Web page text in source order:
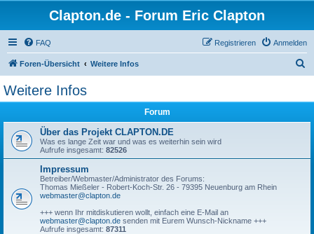
Clapton.de - Forum Eric Clapton
FAQ Anmelden
Registrieren
Foren-Übersicht Weitere Infos
Weitere Infos
Forum
Über das Projekt CLAPTON.DE
Was es lange Zeit war und was es weiterhin sein wird
Aufrufe insgesamt: 82526
Impressum
Betreiber/Webmaster/Administrator des Forums:
Thomas Mießeler - Robert-Koch-Str. 26 - 79395 Neuenburg am Rhein
webmaster@clapton.de
+++ wenn Ihr mitdiskutieren wollt, einfach eine E-Mail an
webmaster@clapton.de senden mit Eurem Wunsch-Nickname +++
Aufrufe insgesamt: 87311